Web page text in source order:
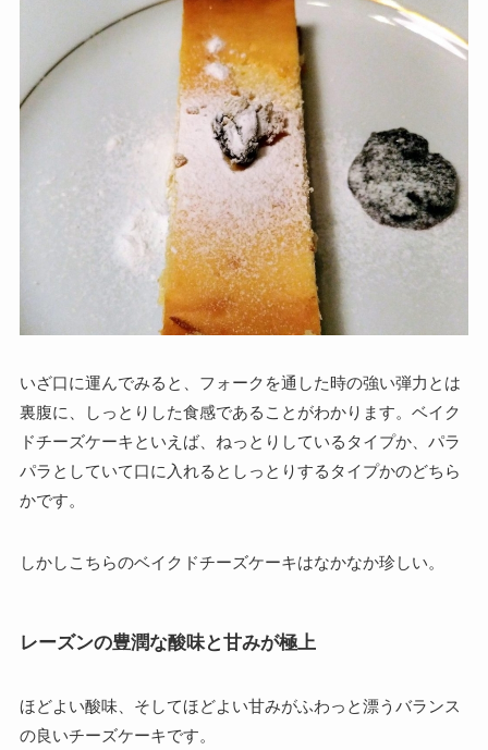
いざ口に運んでみると、フォークを通した時の強い弾力とは
裏腹に、しっとりした食感であることがわかります。ベイク
ドチーズケーキといえば、ねっとりしているタイプか、パラ
パラとしていて口に入れるとしっとりするタイプかのどちら
かです。
しかしこちらのベイクドチーズケーキはなかなか珍しい。
レーズンの豊潤な酸味と甘みが極上
ほどよい酸味、そしてほどよい甘みがふわっと漂うバランス
の良いチーズケーキです。